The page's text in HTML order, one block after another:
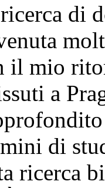
di
il mio
a
di
ricerca